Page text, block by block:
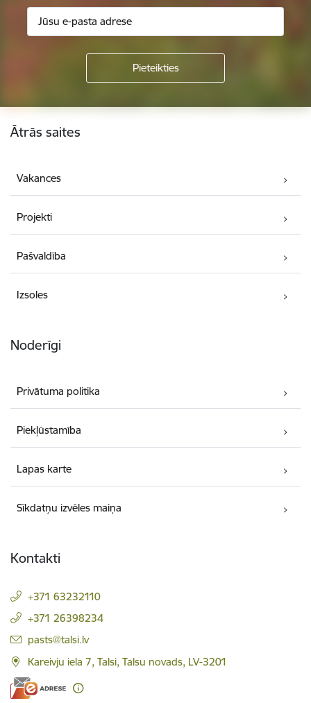
Kājene
Ātrās saites
Vakances
Projekti
Pašvaldība
Izsoles
Noderīgi
Privātuma politika
Piekļūstamība
Lapas karte
Sīkdatņu izvēles maiņa
Kontakti
+371 63232110
+371 26398234
E-pasts:
pasts@talsi.lv
Kareivju iela 7, Talsi, Talsu novads, LV-3201